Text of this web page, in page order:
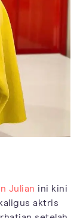
Julian ini kini
aktris